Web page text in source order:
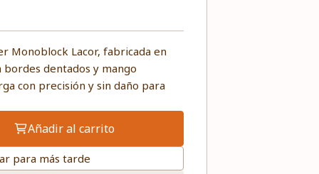
Monoblock Lacor, fabricada en
dentados y mango
con precisión y sin daño para
Añadir al carrito
para más tarde